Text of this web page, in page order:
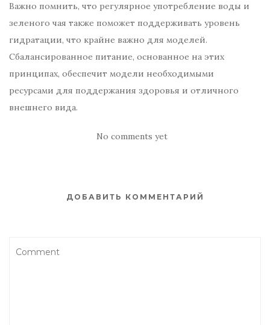
Важно помнить, что регулярное употребление воды и
зеленого чая также поможет поддерживать уровень
гидратации, что крайне важно для моделей.
Сбалансированное питание, основанное на этих
принципах, обеспечит модели необходимыми
ресурсами для поддержания здоровья и отличного
внешнего вида.
No comments yet
ДОБАВИТЬ КОММЕНТАРИЙ